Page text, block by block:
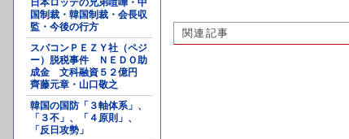
日本ロッテの兄弟喧嘩・中
国制裁・韓国制裁・会長収
監・今後の行方
スパコンＰＥＺＹ社（ペジ
ー）脱税事件 ＮＥＤＯ助
成金 文科融資５２億円
齊藤元章・山口敬之
韓国の国防「３軸体系」、
「３不」、「４原則」、
「反日攻勢」
関連記事